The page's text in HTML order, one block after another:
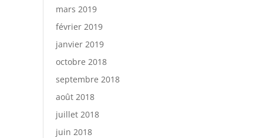
mars 2019
février 2019
janvier 2019
octobre 2018
septembre 2018
août 2018
juillet 2018
juin 2018